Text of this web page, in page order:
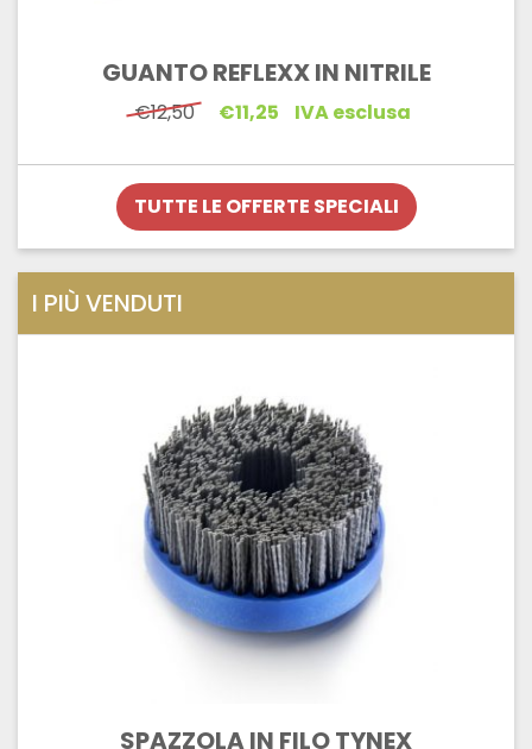
GUANTO REFLEXX IN NITRILE
€12,50 Il
era:
€12,50.
€11,25
Il
è:
€11,25.
IVA esclusa
TUTTE LE OFFERTE SPECIALI
I PIÙ VENDUTI
SPAZZOLA IN FILO TYNEX